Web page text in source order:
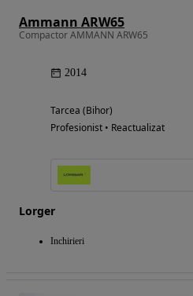
Ammann ARW65
Compactor AMMANN ARW65
2014
Tarcea (Bihor)
Profesionist • Reactualizat
Lorger
Inchirieri